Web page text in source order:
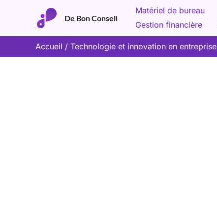
contenu
De Bon Conseil
Matériel de bureau
Gestion financière
Accueil Technologie et innovation en entreprise